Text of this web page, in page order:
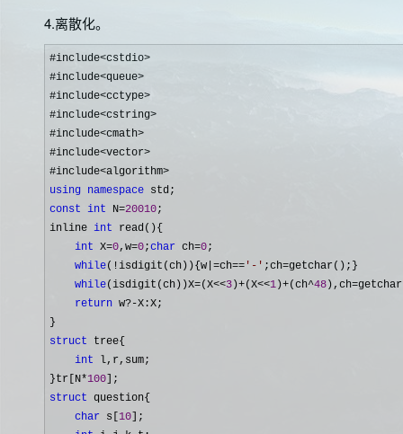
4.离散化。
#include<cstdio>
#include<queue>
#include<cctype>
#include<cstring>
#include<cmath>
#include<vector>
#include
using namespace
const int N=20010;
inline int read(){
int X=0,w=0;char ch=0;
while(!isdigit(ch)){w|=ch== ' - ' ;ch=getchar();}
while(isdigit(ch))X=(X<<3 )+(X<<1 )+(ch^48 ),ch=
return w?-X:X;
struct tree{
int l,r,sum;
}tr[N*100
struct question{
char s[ 10 ];